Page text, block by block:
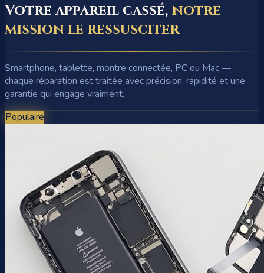
Votre appareil cassé, notre
mission le ressusciter
Smartphone, tablette, montre connectée, PC ou Mac —
chaque réparation est traitée avec précision, rapidité et une
garantie qui engage vraiment.
Populaire